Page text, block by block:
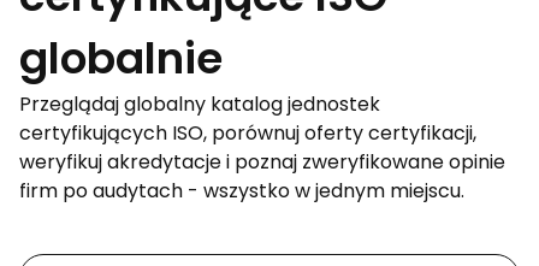
globalnie
Przeglądaj globalny katalog jednostek
certyfikujących ISO, porównuj oferty certyfikacji,
weryfikuj akredytacje i poznaj zweryfikowane opinie
firm po audytach - wszystko w jednym miejscu.